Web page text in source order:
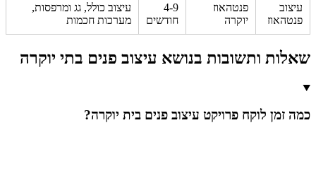
עיצוב
פנטהאוז
פנטהאוז
יוקרה
4-9
חודשים
עיצוב כולל, גג ומרפסות,
מערכות חכמות
שאלות ותשובות בנושא עיצוב פנים בתי יוקרה
כמה זמן לוקח פרויקט עיצוב פנים בית יוקרה?